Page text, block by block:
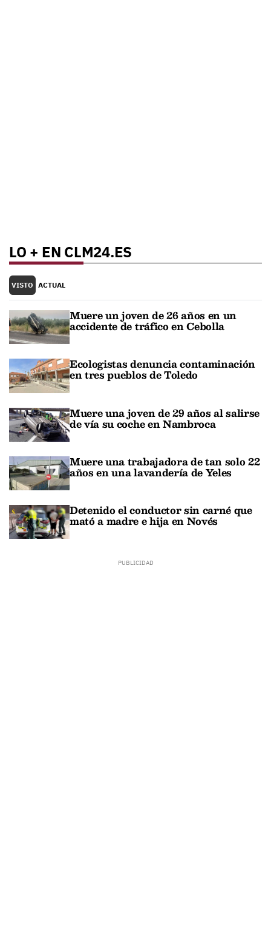
LO + EN CLM24.ES
VISTO ACTUAL
Muere un joven de 26 años en un
accidente de tráfico en Cebolla
Ecologistas denuncia contaminación
en tres pueblos de Toledo
Muere una joven de 29 años al salirse
de vía su coche en Nambroca
Muere una trabajadora de tan solo 22
años en una lavandería de Yeles
Detenido el conductor sin carné que
mató a madre e hija en Novés